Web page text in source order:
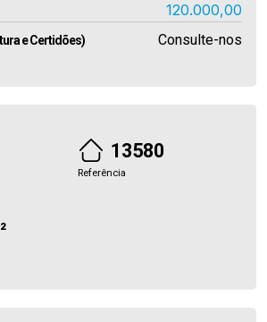
120.000,00
e Certidões) Consulte-nos
13580
Referência